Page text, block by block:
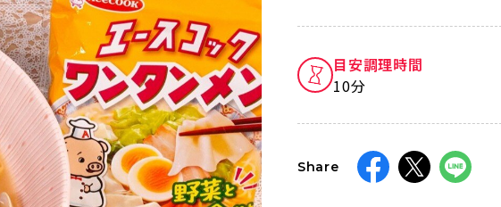
目安調理時間
10分
Share